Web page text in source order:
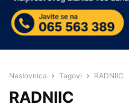
Naslovnica Tagovi RADNIIC
RADNIIC